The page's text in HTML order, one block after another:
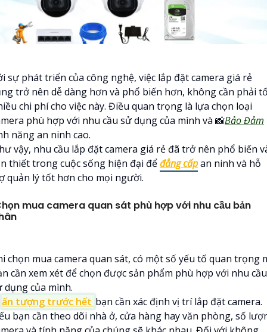
sự phát triển của công nghệ, việc lắp đặt camera giá rẻ
trở nên dễ dàng hơn và phổ biến hơn, không cần phải
chi phí cho việc này. Điều quan trọng là lựa chọn loại
phù hợp với nhu cầu sử dụng của mình và 📸Bảo Đảm
năng an ninh cao.
vậy, nhu cầu lắp đặt camera giá rẻ đã trở nên phổ biến
thiết trong cuộc sống hiện đại đểđẳng cấpan ninh và hỗ
quản lý tốt hơn cho mọi người.
mua camera quan sát phù hợp với nhu cầu bản
chọn mua camera quan sát, có một số yếu tố quan trọng
cần xem xét để chọn được sản phẩm phù hợp với nhu cầu
dụng của mình.
ấn tượng trước hết bạn cần xác định vị trí lắp đặt camera.
bạn cần theo dõi nhà ở, cửa hàng hay văn phòng, số